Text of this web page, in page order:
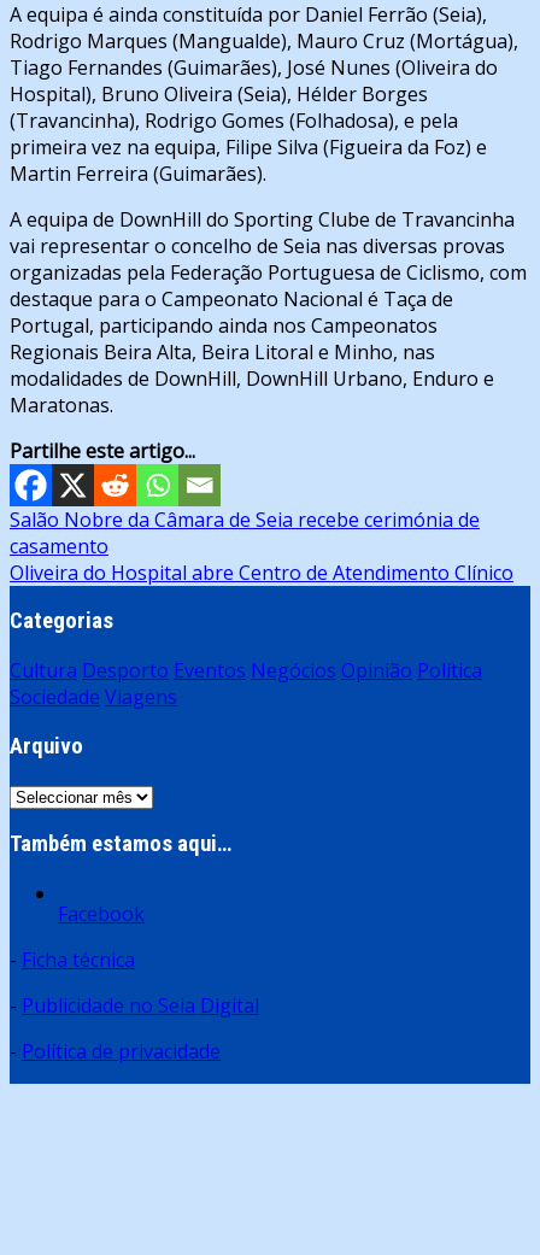
A equipa é ainda constituída por Daniel Ferrão (Seia),
Rodrigo Marques (Mangualde), Mauro Cruz (Mortágua),
Tiago Fernandes (Guimarães), José Nunes (Oliveira do
Hospital), Bruno Oliveira (Seia), Hélder Borges
(Travancinha), Rodrigo Gomes (Folhadosa), e pela
primeira vez na equipa, Filipe Silva (Figueira da Foz) e
Martin Ferreira (Guimarães).
A equipa de DownHill do Sporting Clube de Travancinha
vai representar o concelho de Seia nas diversas provas
organizadas pela Federação Portuguesa de Ciclismo, com
destaque para o Campeonato Nacional é Taça de
Portugal, participando ainda nos Campeonatos
Regionais Beira Alta, Beira Litoral e Minho, nas
modalidades de DownHill, DownHill Urbano, Enduro e
Maratonas.
Partilhe este artigo...
Navegação
de
artigos
Salão Nobre da Câmara de Seia recebe cerimónia de
casamento
Oliveira do Hospital abre Centro de Atendimento Clínico
Categorias
Cultura Desporto Eventos Negócios Opinião Política
Sociedade Viagens
Arquivo
Arquivo
Também estamos aqui…
Facebook
- Ficha técnica
- Publicidade no Seia Digital
- Política de privacidade